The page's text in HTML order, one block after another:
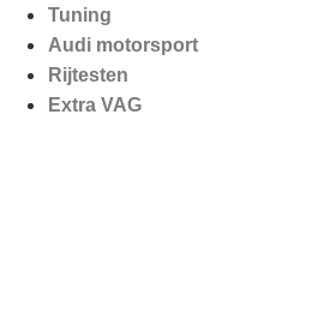
Tuning
Audi motorsport
Rijtesten
Extra VAG